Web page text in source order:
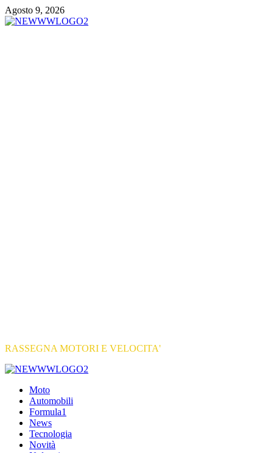
Vai
al
Agosto 9, 2026
RASSEGNA MOTORI E VELOCITA'
Primary
Moto
Automobili
Formula1
News
Tecnologia
Novità